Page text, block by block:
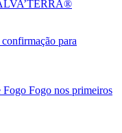
para
Fogo nos primeiros